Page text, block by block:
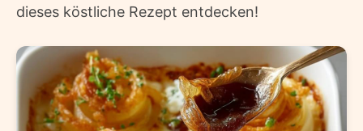
dieses köstliche Rezept entdecken!